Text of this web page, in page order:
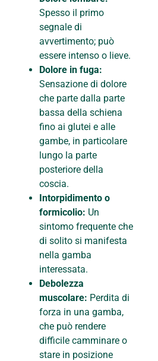
Spesso il primo
segnale di
avvertimento; può
essere intenso o lieve.
Dolore in fuga:
Sensazione di dolore
che parte dalla parte
bassa della schiena
fino ai glutei e alle
gambe, in particolare
lungo la parte
posteriore della
coscia.
Intorpidimento o
formicolio: Un
sintomo frequente che
di solito si manifesta
nella gamba
interessata.
Debolezza
muscolare: Perdita di
forza in una gamba,
che può rendere
difficile camminare o
stare in posizione